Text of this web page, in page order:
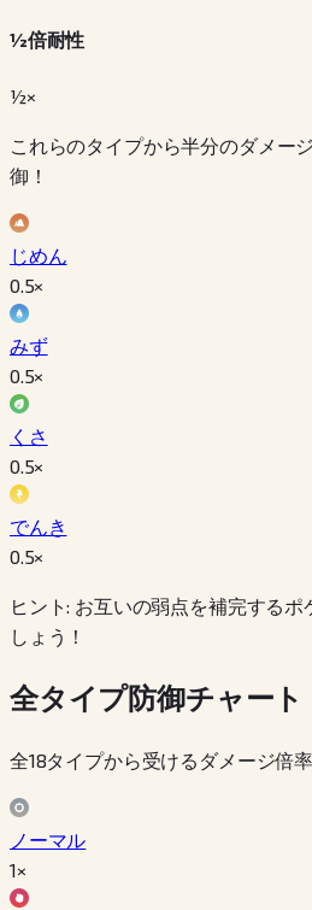
½倍耐性
½×
これらのタイプから半分のダメー
御！
じめん
0.5×
みず
0.5×
くさ
0.5×
でんき
0.5×
ヒント: お互いの弱点を補完するポ
しょう！
全タイプ防御チャート
全18タイプから受けるダメージ倍率
ノーマル
1×